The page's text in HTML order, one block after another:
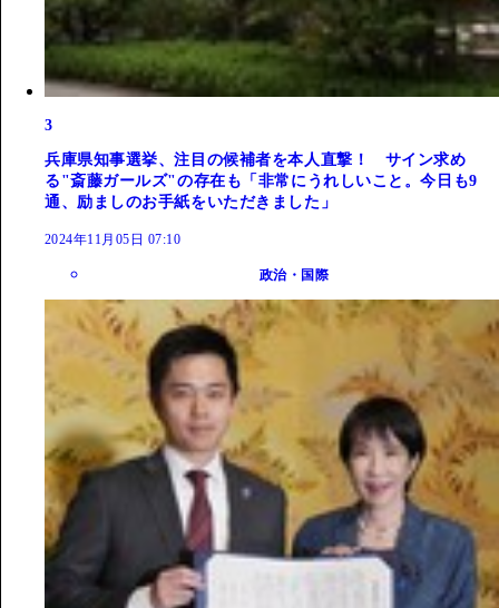
3
兵庫県知事選挙、注目の候補者を本人直撃！ サイン求め
る"斎藤ガールズ"の存在も「非常にうれしいこと。今日も9
通、励ましのお手紙をいただきました」
2024年11月05日 07:10
政治・国際